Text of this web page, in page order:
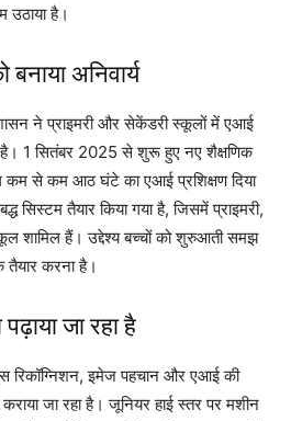
उठाया है।
अनिवार्य
ने प्राइमरी और सेकेंडरी स्कूलों में एआई
है। 1 सितंबर 2025 से शुरू हुए नए शैक्षणिक
कम से कम आठ घंटे का एआई प्रशिक्षण दिया
सिस्टम तैयार किया गया है, जिसमें प्राइमरी,
शामिल हैं। उद्देश्य बच्चों को शुरुआती समझ
करना है।
जा रहा है
रिकॉग्निशन, इमेज पहचान और एआई की
जा रहा है। जूनियर हाई स्तर पर मशीन